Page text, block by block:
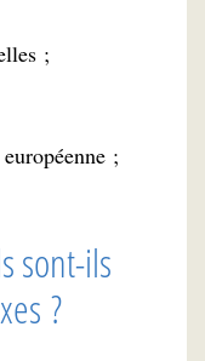
;
;
sont-ils
?